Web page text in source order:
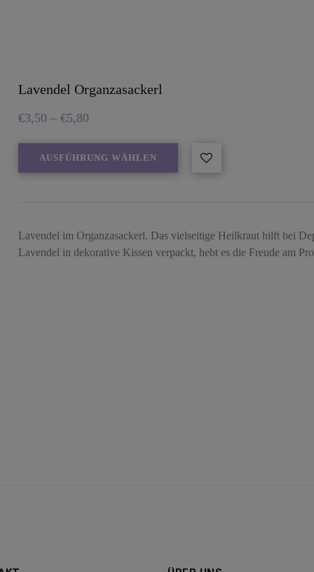
Lavendel Organzasackerl
€3,50 – €5,80
AUSFÜHRUNG WÄHLEN
Lavendel im Organzasackerl. Das vielseitige Heilkraut hilft bei
Lavendel in dekorative Kissen verpackt, hebt es die Freude am